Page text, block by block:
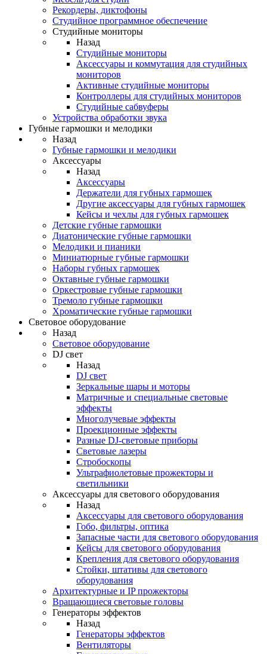
Рекордеры, диктофоны
Студийное программное обеспечение
Студийные мониторы
Назад
Студийные мониторы
Аксессуары и коммутация для студийных
мониторов
Активные студийные мониторы
Контроллеры для студийных мониторов
Студийные сабвуферы
Устройства обработки звука
Губные гармошки и мелодики
Назад
Губные гармошки и мелодики
Аксессуары
Назад
Аксессуары
Держатели для губных гармошек
Другие аксессуары для губных гармошек
Кейсы и чехлы для губных гармошек
Детские губные гармошки
Диатонические губные гармошки
Мелодики и пианики
Миниатюрные губные гармошки
Наборы губных гармошек
Октавные губные гармошки
Оркестровые губные гармошки
Тремоло губные гармошки
Хроматические губные гармошки
Световое оборудование
Назад
Световое оборудование
DJ свет
Назад
DJ свет
Зеркальные шары и моторы
Матричные и специальные световые
эффекты
Многолучевые эффекты
Проекционные эффекты
Разные DJ-световые приборы
Световые лазеры
Стробоскопы
Ультрафиолетовые прожекторы и
светильники
Аксессуары для светового оборудования
Назад
Аксессуары для светового оборудования
Гобо, фильтры, оптика
Запасные части для светового оборудования
Кейсы для светового оборудования
Крепления для светового оборудования
Стойки, штативы для светового
оборудования
Архитектурные и IP прожекторы
Вращающиеся световые головы
Генераторы эффектов
Назад
Генераторы эффектов
Вентиляторы